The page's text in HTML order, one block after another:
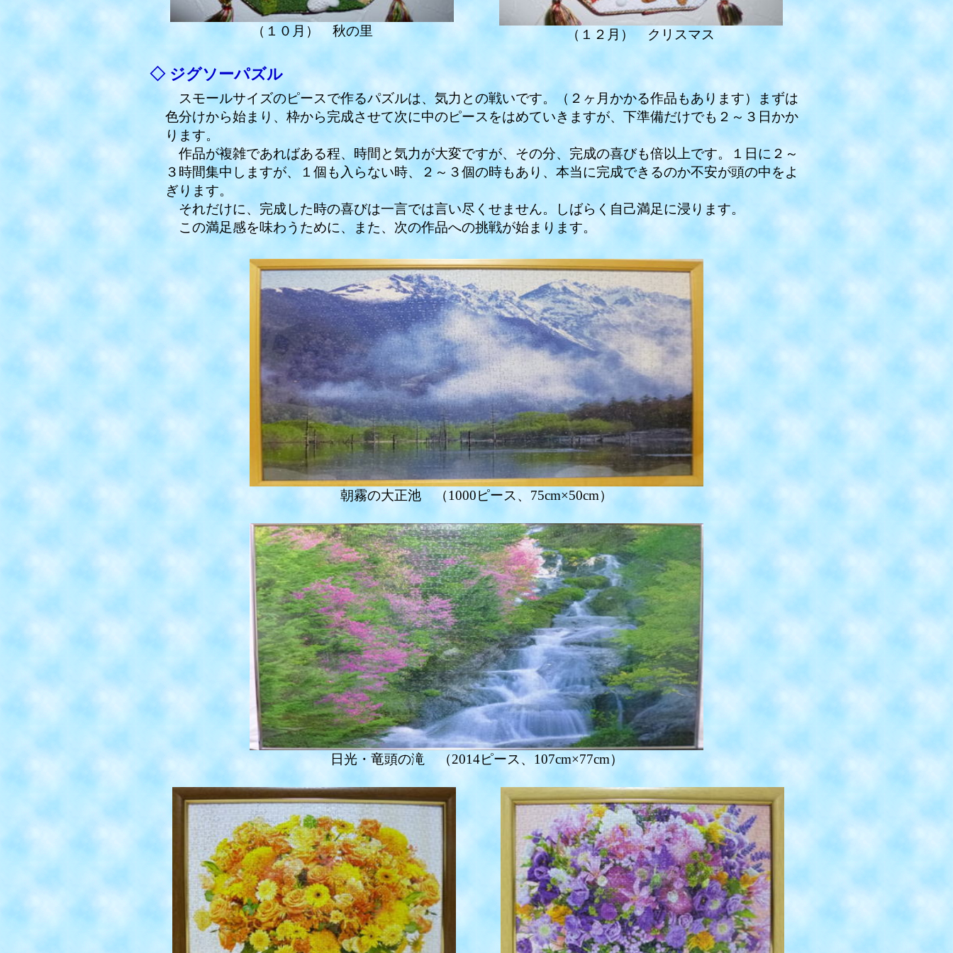
（１０月） 秋の里 （１２月） クリスマス
◇ ジグソーパズル
スモールサイズのピースで作るパズルは、気力との戦いです。（２ヶ月かかる作品もあります）まずは
色分けから始まり、枠から完成させて次に中のピースをはめていきますが、下準備だけでも２～３日かか
ります。
作品が複雑であればある程、時間と気力が大変ですが、その分、完成の喜びも倍以上です。１日に２～
３時間集中しますが、１個も入らない時、２～３個の時もあり、本当に完成できるのか不安が頭の中をよ
ぎります。
それだけに、完成した時の喜びは一言では言い尽くせません。しばらく自己満足に浸ります。
この満足感を味わうために、また、次の作品への挑戦が始まります。
朝霧の大正池 （1000ピース、75cm×50cm）
日光・竜頭の滝 （2014ピース、107cm×77cm）